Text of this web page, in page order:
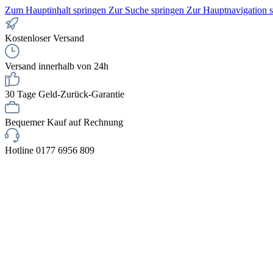
Zum Hauptinhalt springen Zur Suche springen Zur Hauptnavigation
Kostenloser Versand
Versand innerhalb von 24h
30 Tage Geld-Zurück-Garantie
Bequemer Kauf auf Rechnung
Hotline 0177 6956 809